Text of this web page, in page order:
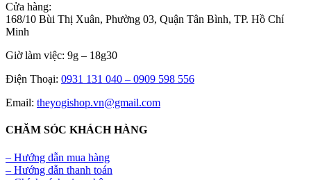
Cửa hàng:
168/10 Bùi Thị Xuân, Phường 03, Quận Tân Bình, TP. Hồ Chí
Minh
Giờ làm việc: 9g – 18g30
Điện Thoại: 0931 131 040 – 0909 598 556
Email: theyogishop.vn@gmail.com
CHĂM SÓC KHÁCH HÀNG
– Hướng dẫn mua hàng
– Hướng dẫn thanh toán